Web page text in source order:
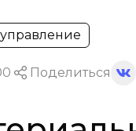
Поделиться